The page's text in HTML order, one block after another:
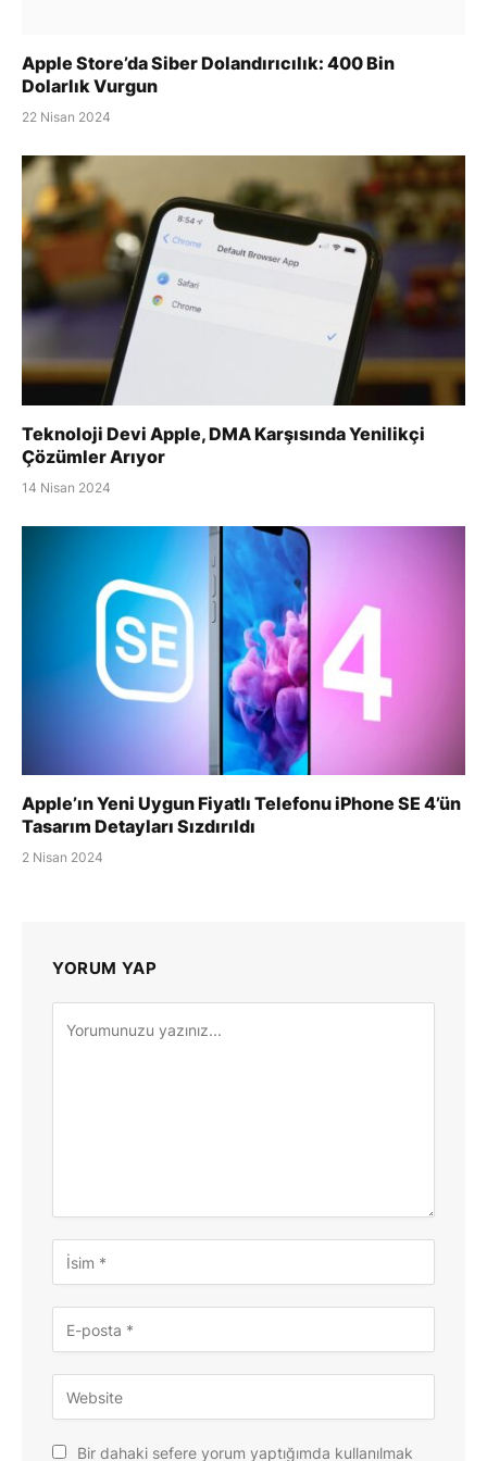
Apple Store’da Siber Dolandırıcılık: 400 Bin
Dolarlık Vurgun
22 Nisan 2024
Teknoloji Devi Apple, DMA Karşısında Yenilikçi
Çözümler Arıyor
14 Nisan 2024
Apple’ın Yeni Uygun Fiyatlı Telefonu iPhone SE 4’ün
Tasarım Detayları Sızdırıldı
2 Nisan 2024
YORUM YAP
Bir dahaki sefere yorum yaptığımda kullanılmak